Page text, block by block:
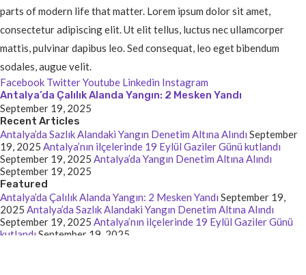
parts of modern life that matter. Lorem ipsum dolor sit amet,
consectetur adipiscing elit. Ut elit tellus, luctus nec ullamcorper
mattis, pulvinar dapibus leo. Sed consequat, leo eget bibendum
sodales, augue velit.
Facebook TwitterYoutube Linkedin Instagram
Antalya’da Çalılık Alanda Yangın: 2 Mesken Yandı
September 19, 2025
Recent Articles
Antalya’da Sazlık Alandaki Yangın Denetim Altına Alındı September
19, 2025 Antalya’nın ilçelerinde 19 Eylül Gaziler Günü kutlandı
September 19, 2025 Antalya’da Yangın Denetim Altına Alındı
September 19, 2025
Featured
Antalya’da Çalılık Alanda Yangın: 2 Mesken Yandı September 19,
2025 Antalya’da Sazlık Alandaki Yangın Denetim Altına Alındı
September 19, 2025 Antalya’nın ilçelerinde 19 Eylül Gaziler Günü
kutlandı September 19, 2025